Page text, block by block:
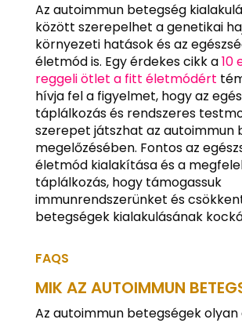
Az autoimmun betegség
között szerepelhet a genetikai
környezeti hatások és az
életmód is. Egy érdekes cikk a10
reggeli ötlet a fitt életmódért
hívja fel a figyelmet, hogy az
táplálkozás és rendszeres
szerepet játszhat az autoimmun
megelőzésében. Fontos az
életmód kialakítása és a
táplálkozás, hogy támogassuk
immunrendszerünket és
betegségek kialakulásának
FAQS
MIK AZ AUTOIMMUN
Az autoimmun betegségek